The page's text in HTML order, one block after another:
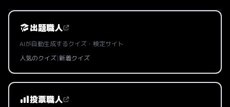
出題職人
AIが自動生成するクイズ・検定サイト
人気のクイズ|新着クイズ
投票職人